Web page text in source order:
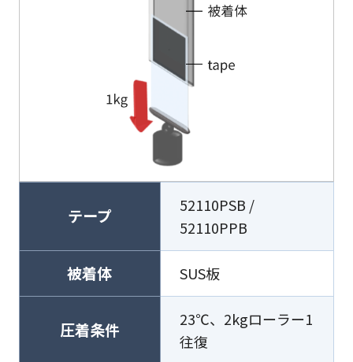
テープ
52110PSB /
52110PPB
被着体 SUS板
圧着条件
23℃、2kgローラー1
往復